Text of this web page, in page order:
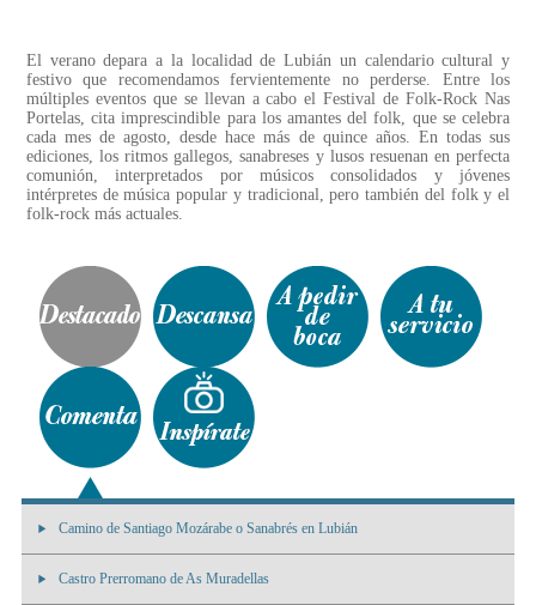
El verano depara a la localidad de Lubián un calendario cultural y
festivo que recomendamos fervientemente no perderse. Entre los
múltiples eventos que se llevan a cabo el Festival de Folk-Rock Nas
Portelas, cita imprescindible para los amantes del folk, que se celebra
cada mes de agosto, desde hace más de quince años. En todas sus
ediciones, los ritmos gallegos, sanabreses y lusos resuenan en perfecta
comunión, interpretados por músicos consolidados y jóvenes
intérpretes de música popular y tradicional, pero también del folk y el
folk-rock más actuales.
Camino de Santiago Mozárabe o Sanabrés en Lubián
Castro Prerromano de As Muradellas